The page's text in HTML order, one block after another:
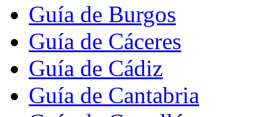
Guía de Burgos
Guía de Cáceres
Guía de Cádiz
Guía de Cantabria